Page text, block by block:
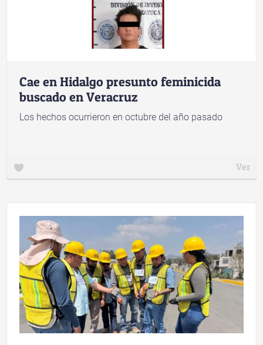
Cae en Hidalgo presunto feminicida
buscado en Veracruz
Los hechos ocurrieron en octubre del año pasado
Ver